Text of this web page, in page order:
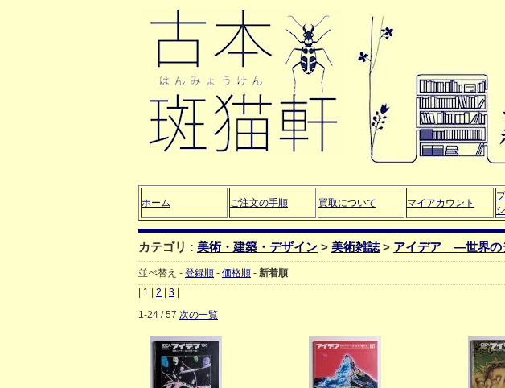
ホーム ご注文の手順 買取について マイアカウント
カテゴリ : 美術・建築・デザイン > 美術雑誌 > アイデア ―世界の
並べ替え - 登録順 - 価格順 - 新着順
1 2 3
1-24 / 57 次の一覧